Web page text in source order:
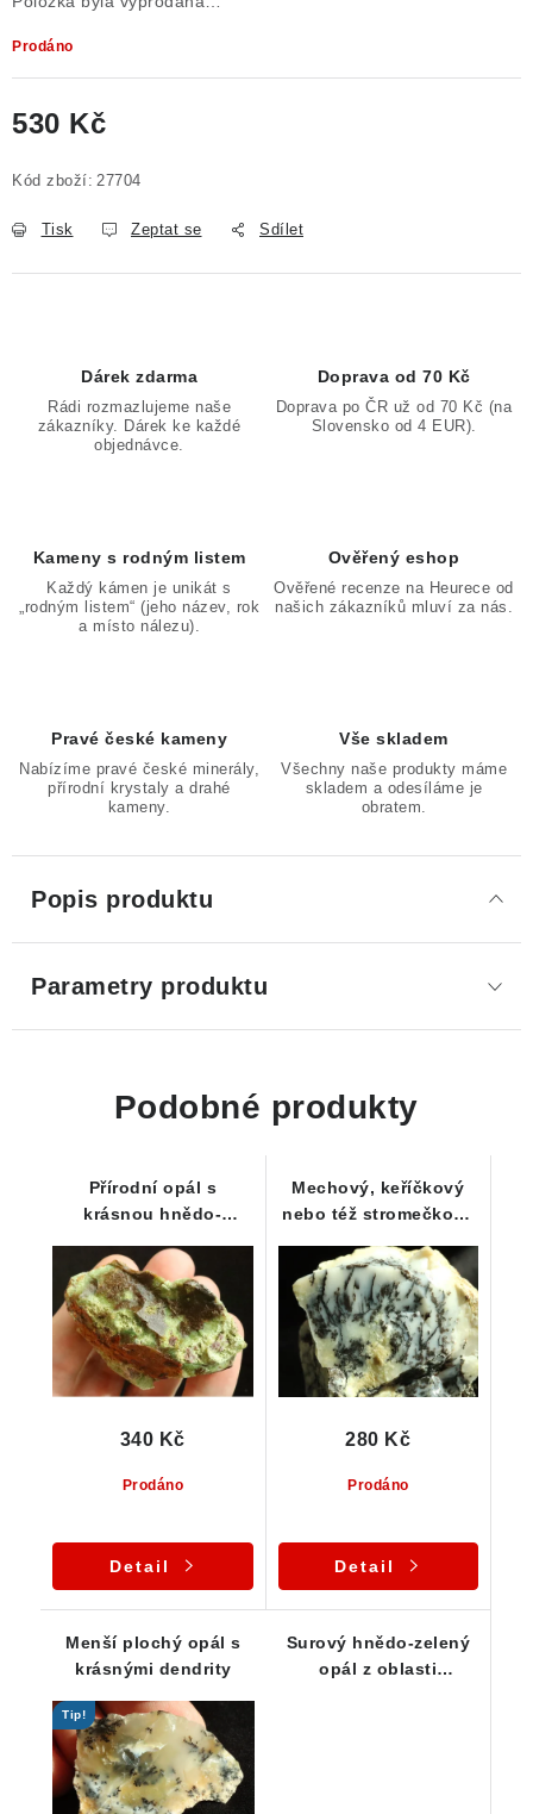
Prodáno
530 Kč
Kód zboží: 27704
Tisk Zeptat se Sdílet
Dárek zdarma
Rádi rozmazlujeme naše
zákazníky. Dárek ke každé
objednávce.
Doprava od 70 Kč
Doprava po ČR už od 70 Kč (na
Slovensko od 4 EUR).
Kameny s rodným listem
Každý kámen je unikát s
„rodným listem“ (jeho název, rok
a místo nálezu).
Ověřený eshop
Ověřené recenze na Heurece od
našich zákazníků mluví za nás.
Pravé české kameny
Nabízíme pravé české minerály,
přírodní krystaly a drahé
kameny.
Vše skladem
Všechny naše produkty máme
skladem a odesíláme je
obratem.
Popis produktu
Parametry produktu
Podobné produkty
Přírodní opál s
krásnou hnědo-
Prodáno
340 Kč
Detail
Mechový, keříčkový
nebo též stromečkový
Prodáno
280 Kč
Detail
Menší plochý opál s
krásnými dendrity
Tip!
Surový hnědo-zelený
opál z oblasti